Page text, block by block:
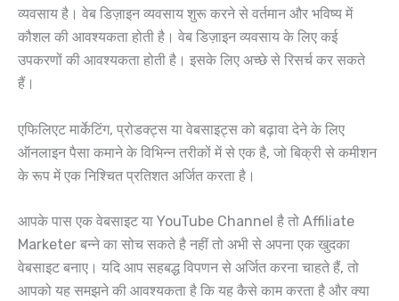
व्यवसाय है। वेब डिज़ाइन व्यवसाय शुरू करने से वर्तमान और भविष्य में
कौशल की आवश्यकता होती है। वेब डिज़ाइन व्यवसाय के लिए कई
उपकरणों की आवश्यकता होती है। इसके लिए अच्छे से रिसर्च कर सकते
हैं।
एफिलिएट मार्केटिंग, प्रोडक्ट्स या वेबसाइट्स को बढ़ावा देने के लिए
ऑनलाइन पैसा कमाने के विभिन्न तरीकों में से एक है, जो बिक्री से कमीशन
के रूप में एक निश्चित प्रतिशत अर्जित करता है।
आपके पास एक वेबसाइट या YouTube Channel है तो Affiliate
Marketer बन्ने का सोच सकते है नहीं तो अभी से अपना एक खुदका
वेबसाइट बनाए। यदि आप सहबद्ध विपणन से अर्जित करना चाहते हैं, तो
आपको यह समझने की आवश्यकता है कि यह कैसे काम करता है और क्या